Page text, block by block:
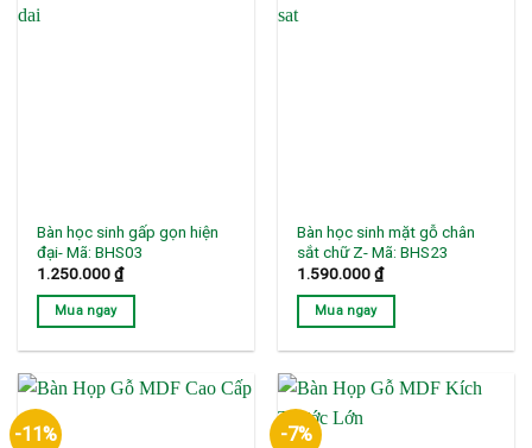
Bàn học sinh gấp gọn hiện
đại- Mã: BHS03
1.250.000₫
Mua ngay
Bàn học sinh mặt gỗ chân
sắt chữ Z- Mã: BHS23
1.590.000₫
Mua ngay
-11% -7%